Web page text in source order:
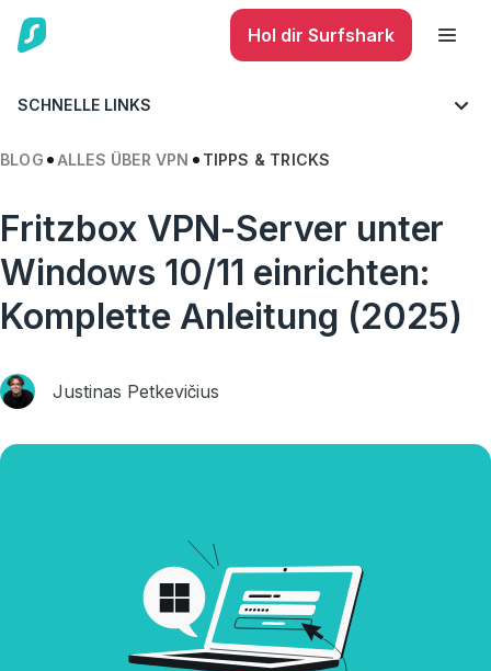
Hol dir Surfshark
SCHNELLE LINKS
BLOG ALLES ÜBER VPN TIPPS & TRICKS
Fritzbox VPN-Server unter
Windows 10/11 einrichten:
Komplette Anleitung (2025)
Justinas Petkevičius